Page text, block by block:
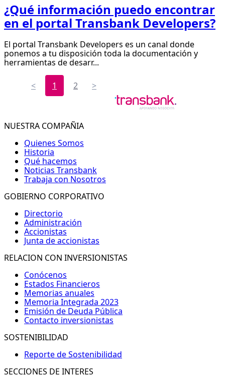
¿Qué información puedo encontrar
en el portal Transbank Developers?
El portal Transbank Developers es un canal donde
ponemos a tu disposición toda la documentación y
herramientas de desarr...
< 1 2 >
NUESTRA COMPAÑIA
Quienes Somos
Historia
Qué hacemos
Noticias Transbank
Trabaja con Nosotros
GOBIERNO CORPORATIVO
Directorio
Administración
Accionistas
Junta de accionistas
RELACION CON INVERSIONISTAS
Conócenos
Estados Financieros
Memorias anuales
Memoria Integrada 2023
Emisión de Deuda Pública
Contacto inversionistas
SOSTENIBILIDAD
Reporte de Sostenibilidad
SECCIONES DE INTERES